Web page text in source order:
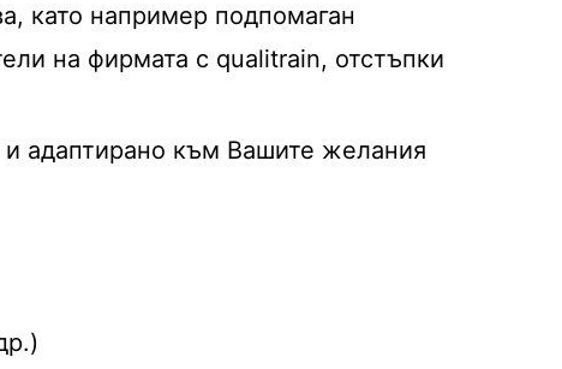
като например подпомаган
на фирмата с qualitrain, отстъпки
адаптирано към Вашите желания